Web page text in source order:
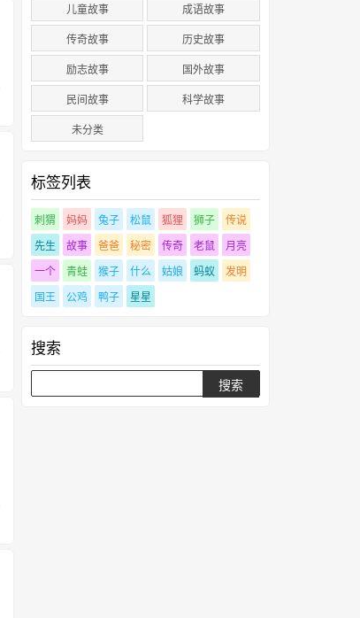
儿童故事
成语故事
传奇故事
历史故事
励志故事
国外故事
民间故事
科学故事
未分类
标签列表
刺猬 妈妈 兔子 松鼠 狐狸 狮子
传说
先生
故事 爸爸 秘密 传奇 老鼠
月亮
一个
青蛙 猴子 什么 姑娘 蚂蚁
发明
国王
公鸡 鸭子 星星
搜索